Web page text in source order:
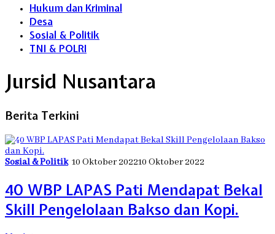
Hukum dan Kriminal
Desa
Sosial & Politik
TNI & POLRI
Jursid Nusantara
Berita Terkini
Sosial & Politik 10 Oktober 202210 Oktober 2022
40 WBP LAPAS Pati Mendapat Bekal
Skill Pengelolaan Bakso dan Kopi.